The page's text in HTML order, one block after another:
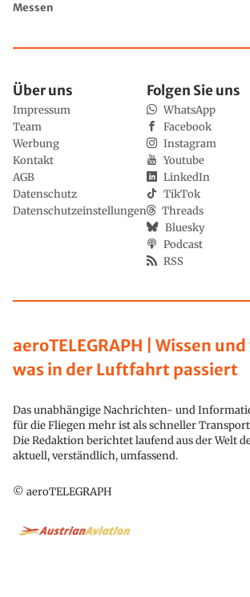
Messen
aeroTELEGRAPH | Wissen
was in der Luftfahrt passiert
Das unabhängige Nachrichten- und
für die Fliegen mehr ist als schneller
Die Redaktion berichtet laufend aus der Welt
aktuell, verständlich, umfassend.
© aeroTELEGRAPH
Über uns
Impressum
Team
Werbung
Kontakt
AGB
Datenschutz
Datenschutzeinstellungen
Folgen Sie uns
WhatsApp
Facebook
Instagram
Youtube
LinkedIn
TikTok
Threads
Bluesky
Podcast
RSS